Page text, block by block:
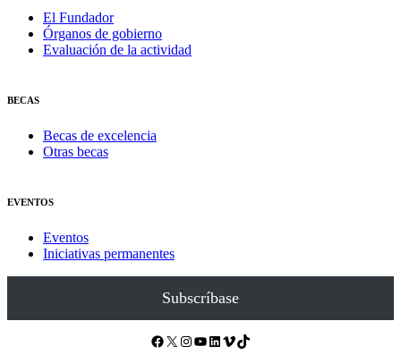
El Fundador
Órganos de gobierno
Evaluación de la actividad
BECAS
Becas de excelencia
Otras becas
EVENTOS
Eventos
Iniciativas permanentes
Subscríbase
Facebook X Instagram YouTube LinkedIn Vimeo TikTok